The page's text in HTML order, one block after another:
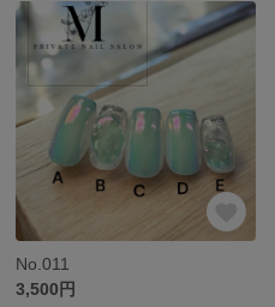
No.011
3,500円